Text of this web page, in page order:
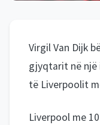
Virgil Van Dijk
gjyqtarit në një
të Liverpoolit
Liverpool me